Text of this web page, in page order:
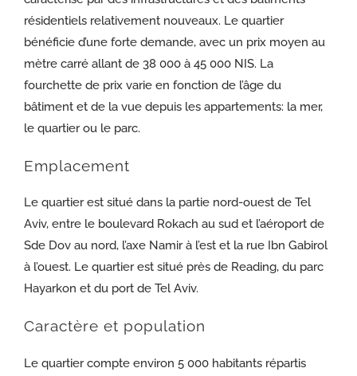
résidentiels relativement nouveaux. Le quartier
bénéficie d’une forte demande, avec un prix moyen au
mètre carré allant de 38 000 à 45 000 NIS. La
fourchette de prix varie en fonction de l’âge du
bâtiment et de la vue depuis les appartements: la mer,
le quartier ou le parc.
Emplacement
Le quartier est situé dans la partie nord-ouest de Tel
Aviv, entre le boulevard Rokach au sud et l’aéroport de
Sde Dov au nord, l’axe Namir à l’est et la rue Ibn Gabirol
à l’ouest. Le quartier est situé près de Reading, du parc
Hayarkon et du port de Tel Aviv.
Caractère et population
Le quartier compte environ 5 000 habitants répartis